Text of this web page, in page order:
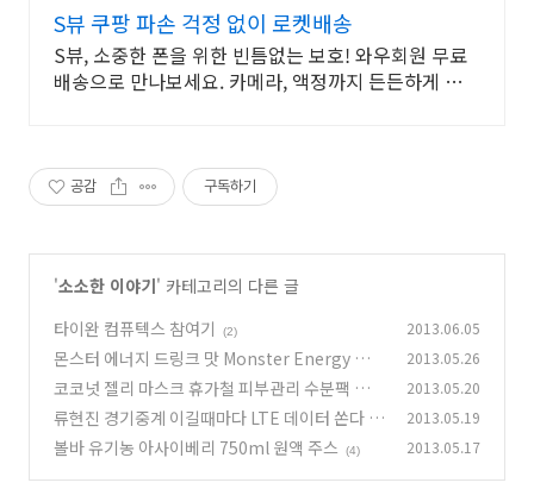
S뷰 쿠팡 파손 걱정 없이 로켓배송
S뷰, 소중한 폰을 위한 빈틈없는 보호! 와우회원 무료
배송으로 만나보세요. 카메라, 액정까지 든든하게 보
공감 구독하기
'소소한 이야기' 카테고리의 다른 글
타이완 컴퓨텍스 참여기
(2) 2013.06.05
몬스터 에너지 드링크 맛 Monster Energy 후기
(1)
2013.05.26
코코넛 젤리 마스크 휴가철 피부관리 수분팩 추천
(12)
2013.05.20
류현진 경기중계 이길때마다 LTE 데이터 쏜다
(0)
2013.05.19
볼바 유기농 아사이베리 750ml 원액 주스 (4) 2013.05.17